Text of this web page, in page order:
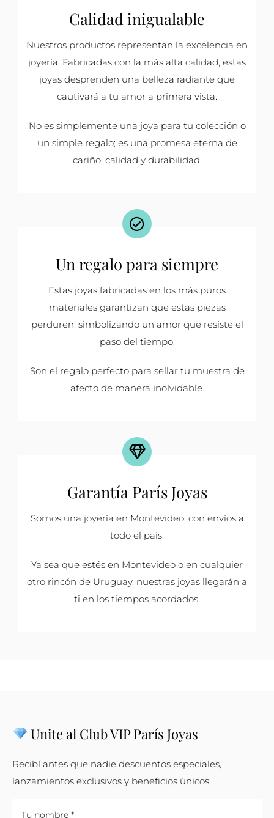
Calidad inigualable
Nuestros productos representan la excelencia en
joyería. Fabricadas con la más alta calidad, estas
joyas desprenden una belleza radiante que
cautivará a tu amor a primera vista.
No es simplemente una joya para tu colección o
un simple regalo; es una promesa eterna de
cariño, calidad y durabilidad.
Un regalo para siempre
Estas joyas fabricadas en los más puros
materiales garantizan que estas piezas
perduren, simbolizando un amor que resiste el
paso del tiempo.
Son el regalo perfecto para sellar tu muestra de
afecto de manera inolvidable.
Garantía París Joyas
Somos una joyería en Montevideo, con envíos a
todo el país.
Ya sea que estés en Montevideo o en cualquier
otro rincón de Uruguay, nuestras joyas llegarán a
ti en los tiempos acordados.
Unite al Club VIP París Joyas
Recibí antes que nadie descuentos especiales,
lanzamientos exclusivos y beneficios únicos.